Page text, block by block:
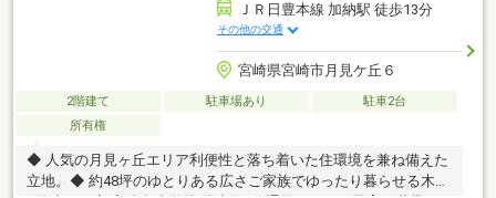
ＪＲ日豊本線 加納駅 徒歩13分
その他の交通
宮崎県宮崎市月見ケ丘６
2階建て 駐車場あり
駐車2台
所有権
◆ 人気の月見ヶ丘エリア利便性と落ち着いた住環境を兼ね備えた
立地。◆ 約48坪のゆとりある広さご家族でゆったり暮らせる木造